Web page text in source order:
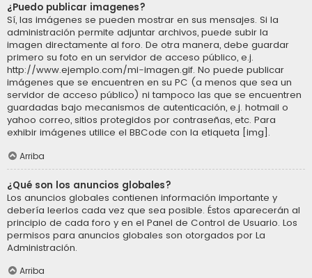
¿Puedo publicar imagenes?
Sí, las imágenes se pueden mostrar en sus mensajes. Si la
administración permite adjuntar archivos, puede subir la
imagen directamente al foro. De otra manera, debe guardar
primero su foto en un servidor de acceso público, e.j.
http://www.ejemplo.com/mi-imagen.gif. No puede publicar
imágenes que se encuentren en su PC (a menos que sea un
servidor de acceso público) ni tampoco las que se encuentren
guardadas bajo mecanismos de autenticación, e.j. hotmail o
yahoo correo, sitios protegidos por contraseñas, etc. Para
exhibir imágenes utilice el BBCode con la etiqueta [img].
Arriba
¿Qué son los anuncios globales?
Los anuncios globales contienen información importante y
debería leerlos cada vez que sea posible. Éstos aparecerán al
principio de cada foro y en el Panel de Control de Usuario. Los
permisos para anuncios globales son otorgados por La
Administración.
Arriba